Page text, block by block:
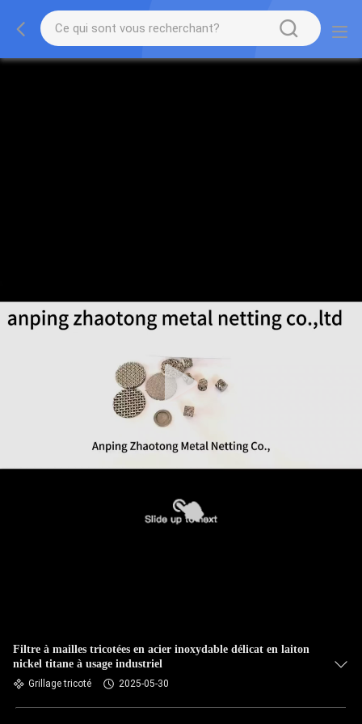
Filtre à mailles tricotées en acier inoxydable délicat en laiton
nickel titane à usage industriel
Grillage tricoté 2025-05-30